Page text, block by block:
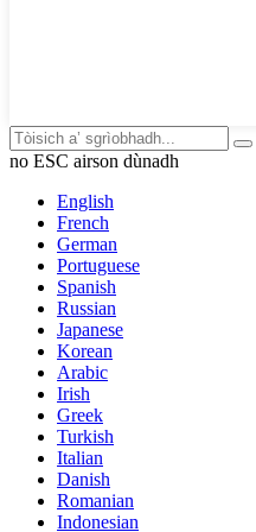
no ESC airson dùnadh
English
French
German
Portuguese
Spanish
Russian
Japanese
Korean
Arabic
Irish
Greek
Turkish
Italian
Danish
Romanian
Indonesian